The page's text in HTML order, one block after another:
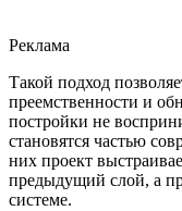
Реклама
Такой подход
преемственности и
постройки не
становятся частью
них проект
предыдущий слой, а
системе.